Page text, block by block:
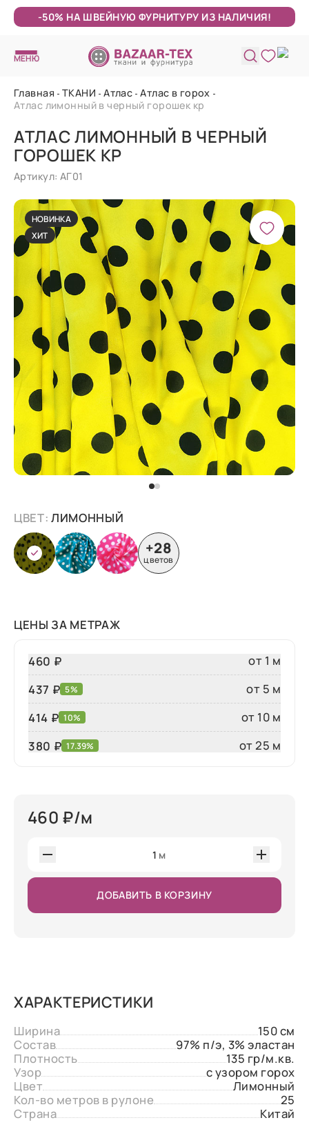
-50% НА ШВЕЙНУЮ ФУРНИТУРУ ИЗ НАЛИЧИЯ!
МЕНЮ
Главная ТКАНИ Атлас Атлас в горох
Атлас лимонный в черный горошек кр
АТЛАС ЛИМОННЫЙ В ЧЕРНЫЙ
ГОРОШЕК КР
Артикул: АГ01
НОВИНКА
ХИТ
ЦВЕТ:ЛИМОННЫЙ
+28
цветов
ЦЕНЫ ЗА МЕТРАЖ
460 ₽
от 1 м
437 ₽ 5%
от 5 м
414 ₽ 10%
от 10 м
380 ₽ 17.39% от 25 м
460 ₽/м
1 м
ДОБАВИТЬ В КОРЗИНУ
ХАРАКТЕРИСТИКИ
Ширина
150 см
Состав
97% п/э, 3% эластан
Плотность
135 гр/м.кв.
Узор
с узором горох
Цвет
Лимонный
Кол-во метров в рулоне
25
Страна
Китай